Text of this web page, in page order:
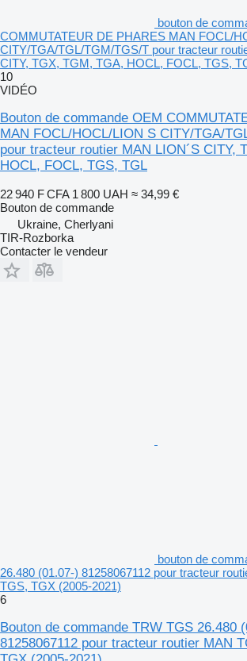
bouton de
COMMUTATEUR DE PHARES MAN FOCL/
CITY/TGA/TGL/TGM/TGS/T pour tracteur
CITY, TGX, TGM, TGA, HOCL, FOCL, TGS,
10
VIDÉO
Bouton de commande OEM
MAN FOCL/HOCL/LION S CITY/TGA/
pour tracteur routier MAN LION´S CITY,
HOCL, FOCL, TGS, TGL
22 940 F CFA 1 800 UAH ≈ 34,99 €
Bouton de commande
Ukraine, Cherlyani
TIR-Rozborka
Contacter le vendeur
bouton de
26.480 (01.07-) 81258067112 pour tracteur
TGS, TGX (2005-2021)
6
Bouton de commande TRW TGS 26.480
81258067112 pour tracteur routier MAN